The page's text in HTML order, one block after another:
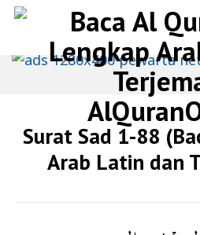
Surat Sad 1-88
Arab Latin dan